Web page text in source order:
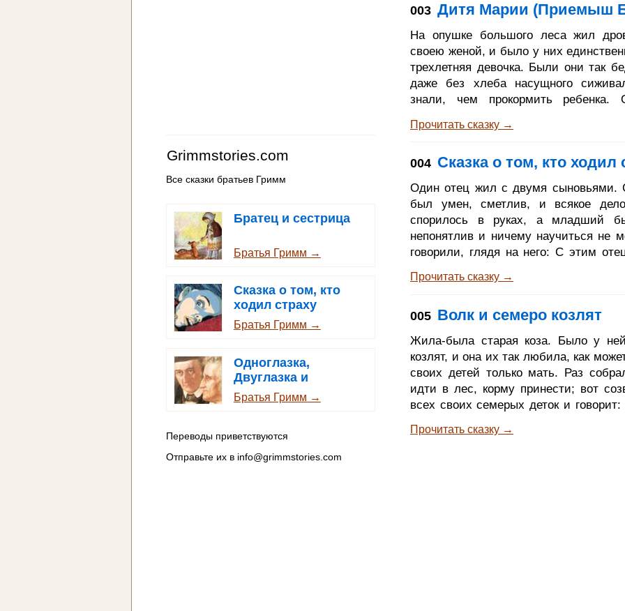
Grimmstories.com
Все сказки братьев Гримм
Братец и сестрица
Братья Гримм →
Сказка о том, кто
ходил страху
учиться
Братья Гримм →
Одноглазка,
Двуглазка и
Трехглазка
Братья Гримм →
Переводы приветствуются
Отправьте их в info@grimmstories.com
мышеловку угодишь. Добрый
не знали они, куда его поставить,
после долгих рассуждений кошка не
003 Дитя Марии (Приемыш
На опушке большого леса жил
своею женой, и было у них
трехлетняя девочка. Были они так
даже без хлеба насущного
знали, чем прокормить ребенка.
заботами, отправился на работу в
перед ним прекрасная высокая
венцом из ярких звезд на голове и
Дева Мария, мать младенца Христа.
обременен нуждою. Принеси мне
во
Прочитать сказку →
004 Сказка о том, кто ходил
Один отец жил с двумя сыновьями.
был умен, сметлив, и всякое
спорилось в руках, а младший
непонятлив и ничему научиться не
говорили, глядя на него: С этим
что-нибудь, все должен был один
отец за чем-нибудь посылал
проходила мимо кладбища
страшного места, он отвечал:
батюшка, не п
Прочитать сказку →
005 Волк и семеро козлят
Жила-была старая коза. Было у
козлят, и она их так любила, как
своих детей только мать. Раз
идти в лес, корму принести; вот
всех своих семерых деток и
берегитесь. Если придет он сюда, то
Прочитать сказку →